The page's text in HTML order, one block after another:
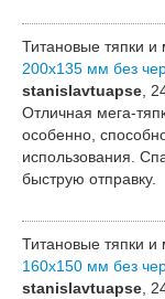
Титановые тяпки и
200х135 мм без
stanislavtuapse,
Отличная мега-
особенно,
использования.
быструю отправку.
Титановые тяпки и
160х150 мм без
stanislavtuapse,